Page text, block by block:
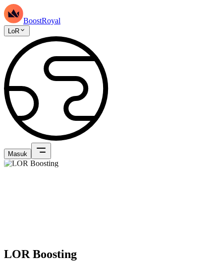
BoostRoyal
LoR
Masuk
LOR Boosting